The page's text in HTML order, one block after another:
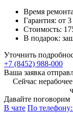
Время
Гарантия: от
Стоимость:
В подарок:
Уточнить
+7 (8452) 988-000
Ваша заявка
Сейчас
Давайте поговорим
В чате По телефону: